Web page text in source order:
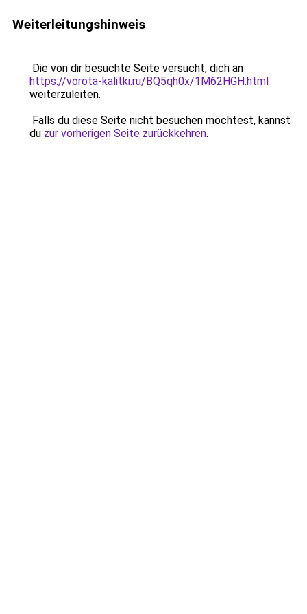
Weiterleitungshinweis
Die von dir besuchte Seite versucht, dich an
https://vorota-kalitki.ru/BQ5qh0x/1M62HGH.html
weiterzuleiten.
Falls du diese Seite nicht besuchen möchtest, kannst
du zur vorherigen Seite zurückkehren.